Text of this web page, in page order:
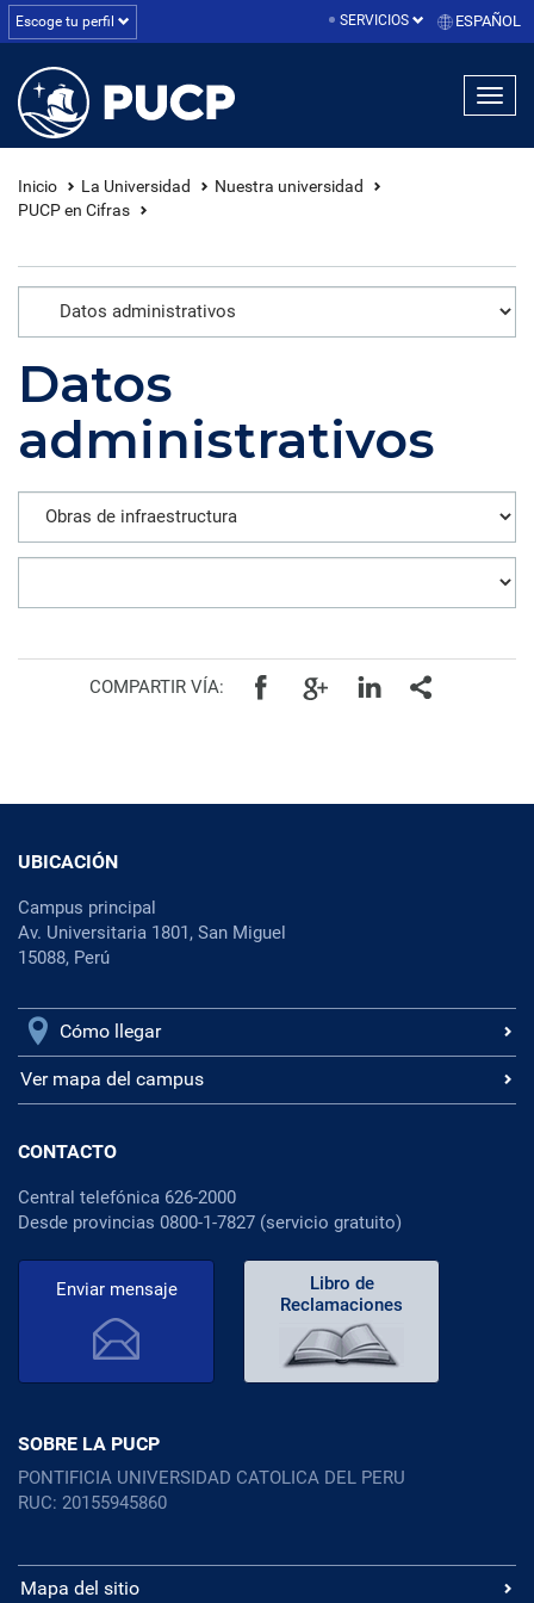
Escoge tu perfil SERVICIOS ESPAÑOL
Inicio La Universidad
Nuestra universidad
PUCP en Cifras
Datos
administrativos
COMPARTIR VÍA:
UBICACIÓN
Campus principal
Av. Universitaria 1801, San Miguel
15088, Perú
Cómo llegar
Ver mapa del campus
CONTACTO
Central telefónica 626-2000
Desde provincias 0800-1-7827 (servicio gratuito)
Enviar mensaje
Libro de
Reclamaciones
SOBRE LA PUCP
PONTIFICIA UNIVERSIDAD CATOLICA DEL PERU
RUC: 20155945860
Mapa del sitio